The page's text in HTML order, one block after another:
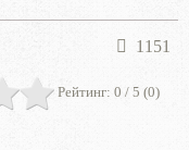
1151
Рейтинг: 0 / 5 (0)